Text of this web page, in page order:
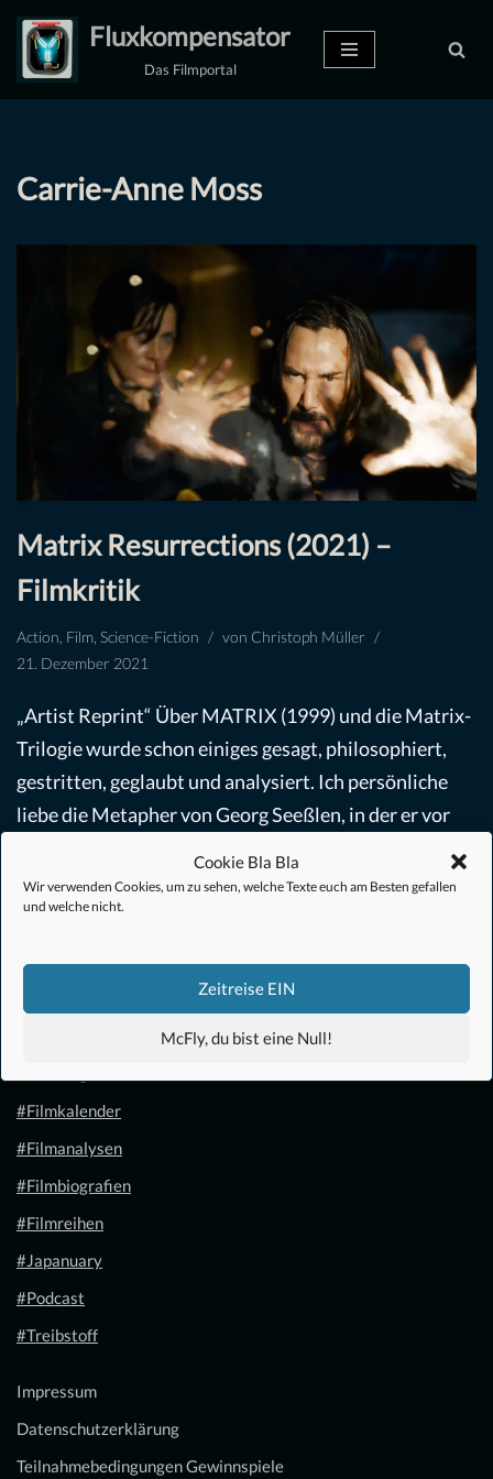
Cookie Bla Bla
Wir verwenden Cookies, um zu sehen, welche Texte euch am Besten gefallen
und welche nicht.
Zeitreise EIN
McFly, du bist eine Null!
Zum
Inhalt
Fluxkompensator
Das Filmportal
Carrie-Anne Moss
Matrix Resurrections (2021) –
Filmkritik
Action Film Science-Fiction von Christoph Müller
21. Dezember 2021
„Artist Reprint“ Über MATRIX (1999) und die Matrix-
Trilogie wurde schon einiges gesagt, philosophiert,
gestritten, geglaubt und analysiert. Ich persönliche
liebe die Metapher von Georg Seeßlen, in der er vor
#Filmkalender
#Filmanalysen
#Filmbiografien
#Filmreihen
#Japanuary
#Podcast
#Treibstoff
Impressum
Datenschutzerklärung
Teilnahmebedingungen Gewinnspiele